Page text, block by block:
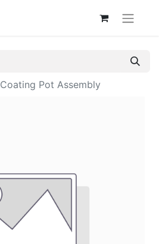
Coating Pot Assembly